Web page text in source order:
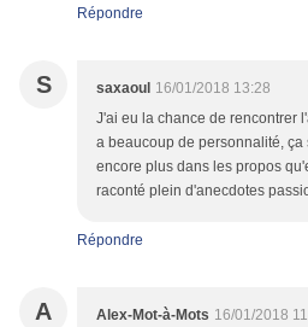
Répondre
S saxaoul 16/01/2018 13:28
J'ai eu la chance de rencontrer
a beaucoup de personnalité, ça
encore plus dans les propos
raconté plein d'anecdotes
Répondre
A Alex-Mot-à-Mots 16/01/2018